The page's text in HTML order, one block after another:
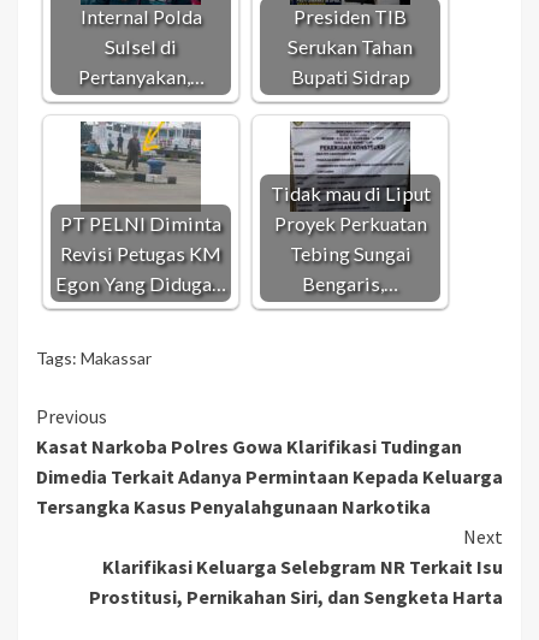
Internal Polda
Sulsel di
Pertanyakan,…
Presiden TIB
Serukan Tahan
Bupati Sidrap
PT PELNI Diminta
Revisi Petugas KM
Egon Yang Diduga…
Tidak mau di Liput
Proyek Perkuatan
Tebing Sungai
Bengaris,…
Tags: Makassar
Continue
Reading
Previous
Kasat Narkoba Polres Gowa Klarifikasi Tudingan
Dimedia Terkait Adanya Permintaan Kepada Keluarga
Tersangka Kasus Penyalahgunaan Narkotika
Next
Klarifikasi Keluarga Selebgram NR Terkait Isu
Prostitusi, Pernikahan Siri, dan Sengketa Harta